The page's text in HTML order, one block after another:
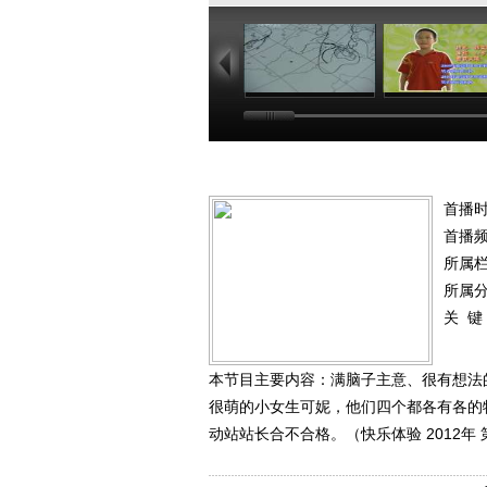
23:23
首播
首播
所属
所属
关 键
本节目主要内容：满脑子主意、很有想
很萌的小女生可妮，他们四个都各有各
动站站长合不合格。（快乐体验 2012年